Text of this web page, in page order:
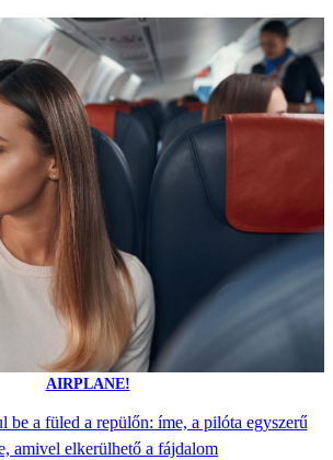
AIRPLANE!
be a füled a repülőn: íme, a pilóta egyszerű
amivel elkerülhető a fájdalom